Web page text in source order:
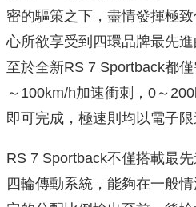
密的驅策之下，盡情發揮極
心所欲享受到四環品牌最先
至於全新RS 7 Sportback都
～100km/h加速衝刺，0～
即可完成，極速則均以電子限
RS 7 Sportback不僅搭載最
四輪傳動系統，能夠在一般